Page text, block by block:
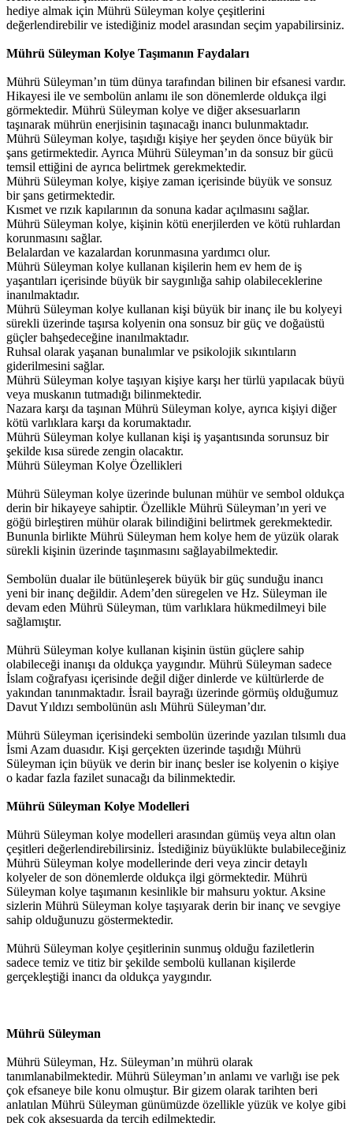
hediye almak için Mührü Süleyman kolye çeşitlerini
değerlendirebilir ve istediğiniz model arasından seçim yapabilirsiniz.
Mührü Süleyman Kolye Taşımanın Faydaları
Mührü Süleyman’ın tüm dünya tarafından bilinen bir efsanesi vardır.
Hikayesi ile ve sembolün anlamı ile son dönemlerde oldukça ilgi
görmektedir. Mührü Süleyman kolye ve diğer aksesuarların
taşınarak mührün enerjisinin taşınacağı inancı bulunmaktadır.
Mührü Süleyman kolye, taşıdığı kişiye her şeyden önce büyük bir
şans getirmektedir. Ayrıca Mührü Süleyman’ın da sonsuz bir gücü
temsil ettiğini de ayrıca belirtmek gerekmektedir.
Mührü Süleyman kolye, kişiye zaman içerisinde büyük ve sonsuz
bir şans getirmektedir.
Kısmet ve rızık kapılarının da sonuna kadar açılmasını sağlar.
Mührü Süleyman kolye, kişinin kötü enerjilerden ve kötü ruhlardan
korunmasını sağlar.
Belalardan ve kazalardan korunmasına yardımcı olur.
Mührü Süleyman kolye kullanan kişilerin hem ev hem de iş
yaşantıları içerisinde büyük bir saygınlığa sahip olabileceklerine
inanılmaktadır.
Mührü Süleyman kolye kullanan kişi büyük bir inanç ile bu kolyeyi
sürekli üzerinde taşırsa kolyenin ona sonsuz bir güç ve doğaüstü
güçler bahşedeceğine inanılmaktadır.
Ruhsal olarak yaşanan bunalımlar ve psikolojik sıkıntıların
giderilmesini sağlar.
Mührü Süleyman kolye taşıyan kişiye karşı her türlü yapılacak büyü
veya muskanın tutmadığı bilinmektedir.
Nazara karşı da taşınan Mührü Süleyman kolye, ayrıca kişiyi diğer
kötü varlıklara karşı da korumaktadır.
Mührü Süleyman kolye kullanan kişi iş yaşantısında sorunsuz bir
şekilde kısa sürede zengin olacaktır.
Mührü Süleyman Kolye Özellikleri
Mührü Süleyman kolye üzerinde bulunan mühür ve sembol oldukça
derin bir hikayeye sahiptir. Özellikle Mührü Süleyman’ın yeri ve
göğü birleştiren mühür olarak bilindiğini belirtmek gerekmektedir.
Bununla birlikte Mührü Süleyman hem kolye hem de yüzük olarak
sürekli kişinin üzerinde taşınmasını sağlayabilmektedir.
Sembolün dualar ile bütünleşerek büyük bir güç sunduğu inancı
yeni bir inanç değildir. Adem’den süregelen ve Hz. Süleyman ile
devam eden Mührü Süleyman, tüm varlıklara hükmedilmeyi bile
sağlamıştır.
Mührü Süleyman kolye kullanan kişinin üstün güçlere sahip
olabileceği inanışı da oldukça yaygındır. Mührü Süleyman sadece
İslam coğrafyası içerisinde değil diğer dinlerde ve kültürlerde de
yakından tanınmaktadır. İsrail bayrağı üzerinde görmüş olduğumuz
Davut Yıldızı sembolünün aslı Mührü Süleyman’dır.
Mührü Süleyman içerisindeki sembolün üzerinde yazılan tılsımlı dua
İsmi Azam duasıdır. Kişi gerçekten üzerinde taşıdığı Mührü
Süleyman için büyük ve derin bir inanç besler ise kolyenin o kişiye
o kadar fazla fazilet sunacağı da bilinmektedir.
Mührü Süleyman Kolye Modelleri
Mührü Süleyman kolye modelleri arasından gümüş veya altın olan
çeşitleri değerlendirebilirsiniz. İstediğiniz büyüklükte bulabileceğiniz
Mührü Süleyman kolye modellerinde deri veya zincir detaylı
kolyeler de son dönemlerde oldukça ilgi görmektedir. Mührü
Süleyman kolye taşımanın kesinlikle bir mahsuru yoktur. Aksine
sizlerin Mührü Süleyman kolye taşıyarak derin bir inanç ve sevgiye
sahip olduğunuzu göstermektedir.
Mührü Süleyman kolye çeşitlerinin sunmuş olduğu faziletlerin
sadece temiz ve titiz bir şekilde sembolü kullanan kişilerde
gerçekleştiği inancı da oldukça yaygındır.
Mührü Süleyman
Mührü Süleyman, Hz. Süleyman’ın mührü olarak
tanımlanabilmektedir. Mührü Süleyman’ın anlamı ve varlığı ise pek
çok efsaneye bile konu olmuştur. Bir gizem olarak tarihten beri
anlatılan Mührü Süleyman günümüzde özellikle yüzük ve kolye gibi
pek çok aksesuarda da tercih edilmektedir.